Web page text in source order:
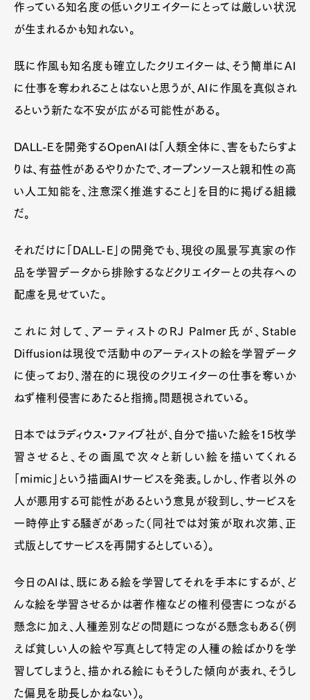
Official Columnist
About
Pen Meet
作っている知名度の低いクリエイターにとっては厳しい状況
が生まれるかも知れない。
既に作風も知名度も確立したクリエイターは、そう簡単にAI
に仕事を奪われることはないと思うが、AIに作風を真似され
るという新たな不安が広がる可能性がある。
DALL-Eを開発するOpenAIは「人類全体に、害をもたらすよ
りは、有益性があるやりかたで、オープンソースと親和性の高
い人工知能を、注意深く推進すること」を目的に掲げる組織
だ。
それだけに「DALL-E」の開発でも、現役の風景写真家の作
品を学習データから排除するなどクリエイターとの共存への
配慮を見せていた。
これに対して、アーティストのRJ Palmer氏が、Stable
Diffusionは現役で活動中のアーティストの絵を学習データ
に使っており、潜在的に現役のクリエイターの仕事を奪いか
ねず権利侵害にあたると指摘。問題視されている。
日本ではラディウス・ファイブ社が、自分で描いた絵を15枚学
習させると、その画風で次々と新しい絵を描いてくれる
「mimic」という描画AIサービスを発表。しかし、作者以外の
人が悪用する可能性があるという意見が殺到し、サービスを
一時停止する騒ぎがあった（同社では対策が取れ次第、正
式版としてサービスを再開するとしている）。
今日のAIは、既にある絵を学習してそれを手本にするが、ど
んな絵を学習させるかは著作権などの権利侵害につながる
懸念に加え、人種差別などの問題につながる懸念もある（例
えば貧しい人の絵や写真として特定の人種の絵ばかりを学
習してしまうと、描かれる絵にもそうした傾向が表れ、そうし
た偏見を助長しかねない）。